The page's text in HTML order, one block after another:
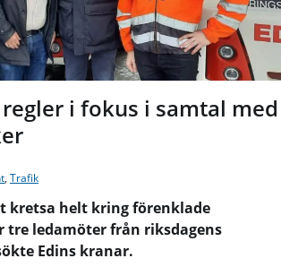
i fokus i samtal med
, Trafik
kretsa helt kring förenklade
tre ledamöter från riksdagens
Edins kranar.